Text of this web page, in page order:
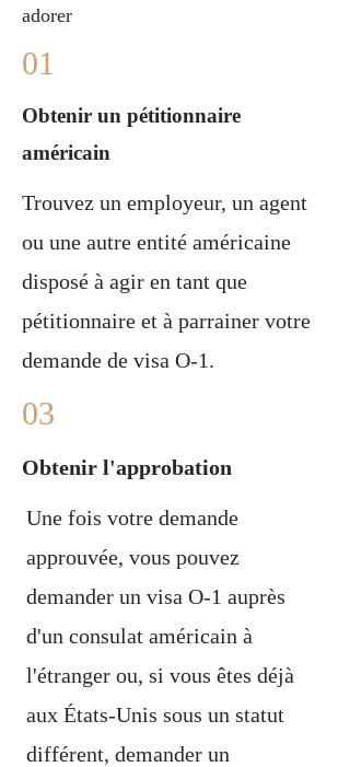
adorer
01
Obtenir un pétitionnaire
américain
Trouvez un employeur, un agent
ou une autre entité américaine
disposé à agir en tant que
pétitionnaire et à parrainer votre
demande de visa O-1.
03
Obtenir l'approbation
Une fois votre demande
approuvée, vous pouvez
demander un visa O-1 auprès
d'un consulat américain à
l'étranger ou, si vous êtes déjà
aux États-Unis sous un statut
différent, demander un